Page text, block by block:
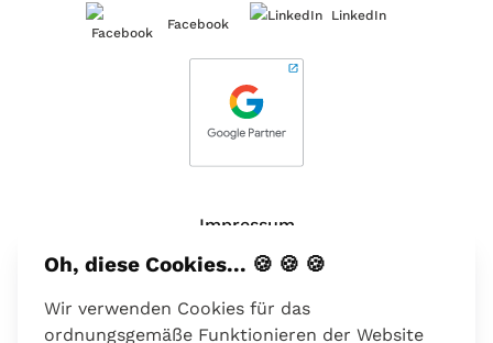
Facebook
LinkedIn
Impressum
Über uns
Kontakt
Oh, diese Cookies... 🍪 🍪 🍪
Wir verwenden Cookies für das
ordnungsgemäße Funktionieren der Website